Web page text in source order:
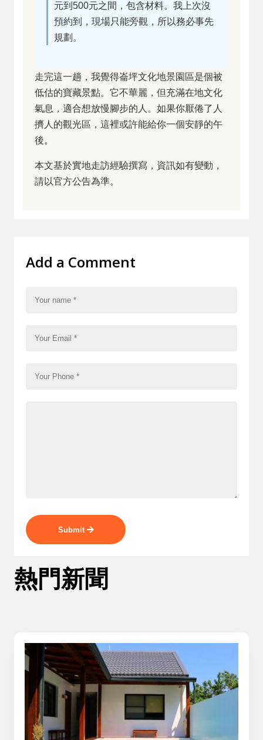
元到500元之間，包含材料。我上次沒
預約到，現場只能旁觀，所以務必事先
規劃。
走完這一趟，我覺得崙坪文化地景園區是個被
低估的寶藏景點。它不華麗，但充滿在地文化
氣息，適合想放慢腳步的人。如果你厭倦了人
擠人的觀光區，這裡或許能給你一個安靜的午
後。
本文基於實地走訪經驗撰寫，資訊如有變動，
請以官方公告為準。
Add a Comment
Submit
熱門新聞